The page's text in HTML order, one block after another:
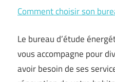
Comment choisir son
Le bureau d’étude
vous accompagne pour
avoir besoin de ses